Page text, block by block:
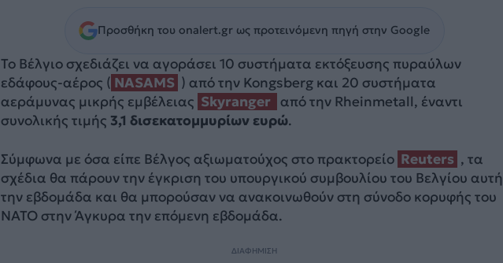
Προσθήκη του onalert.gr ως προτεινόμενη πηγή στην Google
Το Βέλγιο σχεδιάζει να αγοράσει 10 συστήματα εκτόξευσης πυραύλων
εδάφους-αέρος ( NASAMS ) από την Kongsberg και 20 συστήματα
αεράμυνας μικρής εμβέλειας Skyranger από την Rheinmetall, έναντι
συνολικής τιμής 3,1 δισεκατομμυρίων ευρώ.
Σύμφωνα με όσα είπε Βέλγος αξιωματούχος στο πρακτορείο Reuters , τα
σχέδια θα πάρουν την έγκριση του υπουργικού συμβουλίου του Βελγίου αυτή
την εβδομάδα και θα μπορούσαν να ανακοινωθούν στη σύνοδο κορυφής του
ΝΑΤΟ στην Άγκυρα την επόμενη εβδομάδα.
ΔΙΑΦΗΜΙΣΗ